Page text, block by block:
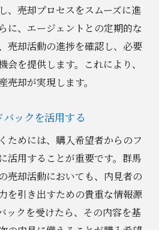
、売却プロセスをスムーズに進
に、エージェントとの定期的な
売却活動の進捗を確認し、必要
会を提供します。これにより、
却が実現します。
ックを活用する
ためには、購入希望者からのフ
活用することが重要です。群馬
売却活動においても、内見者の
を引き出すための貴重な情報源
ックを受けたら、その内容を基